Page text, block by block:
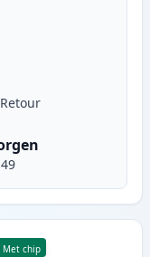
580XXL (1970C001)
Met chip